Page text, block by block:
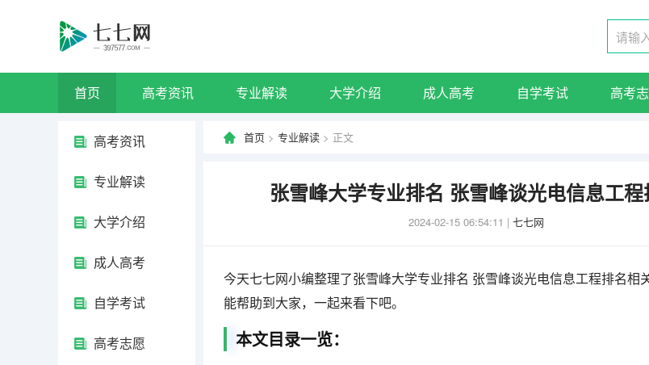
首页 高考资讯 专业解读 大学介绍 成人高考 自学考试 高考
高考资讯
专业解读
大学介绍
成人高考
自学考试
高考志愿
首页 > 专业解读 > 正文
张雪峰大学专业排名 张雪峰谈光电信息工程
2024-02-15 06:54:11 | 七七网
今天七七网小编整理了张雪峰大学专业排名 张雪峰谈光电信息工程排名相
能帮助到大家，一起来看下吧。
本文目录一览：